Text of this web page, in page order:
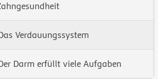
Verdauungssystem
Darm erfüllt viele Aufgaben